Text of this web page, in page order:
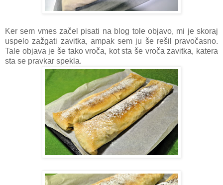
Ker sem vmes začel pisati na blog tole objavo, mi je skoraj
uspelo zažgati zavitka, ampak sem ju še rešil pravočasno.
Tale objava je še tako vroča, kot sta še vroča zavitka, katera
sta se pravkar spekla.